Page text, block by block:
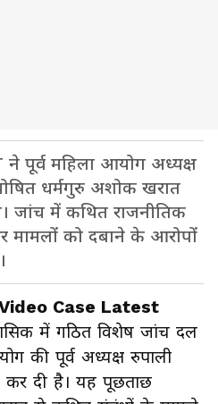
ने पूर्व महिला आयोग अध्यक्ष
धर्मगुरु अशोक खरात
जांच में कथित राजनीतिक
मामलों को दबाने के आरोपों
Case Latest
में गठित विशेष जांच दल
की पूर्व अध्यक्ष रुपाली
दी है। यह पूछताछ